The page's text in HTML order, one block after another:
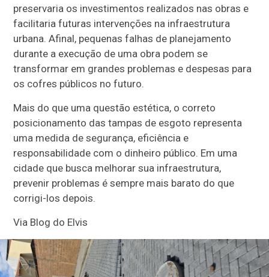
preservaria os investimentos realizados nas obras e
facilitaria futuras intervenções na infraestrutura
urbana. Afinal, pequenas falhas de planejamento
durante a execução de uma obra podem se
transformar em grandes problemas e despesas para
os cofres públicos no futuro.
Mais do que uma questão estética, o correto
posicionamento das tampas de esgoto representa
uma medida de segurança, eficiência e
responsabilidade com o dinheiro público. Em uma
cidade que busca melhorar sua infraestrutura,
prevenir problemas é sempre mais barato do que
corrigi-los depois.
Via Blog do Elvis